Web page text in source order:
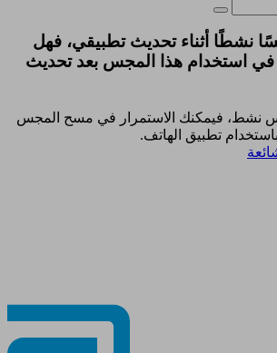
نشطًا أثناء تحديث تطبيقي، فهل
في استخدام هذا المجس بعد تحديث
نشط، فيمكنك الاستمرار في مسح المجس
تطبيق الهاتف.